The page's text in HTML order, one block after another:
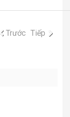
Trước Tiếp